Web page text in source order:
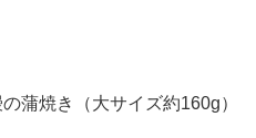
蒲焼き（大サイズ約160g）